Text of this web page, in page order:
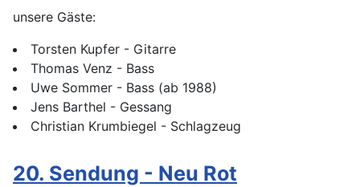
unsere Gäste:
Torsten Kupfer - Gitarre
Thomas Venz - Bass
Uwe Sommer - Bass (ab 1988)
Jens Barthel - Gessang
Christian Krumbiegel - Schlagzeug
20. Sendung - Neu Rot